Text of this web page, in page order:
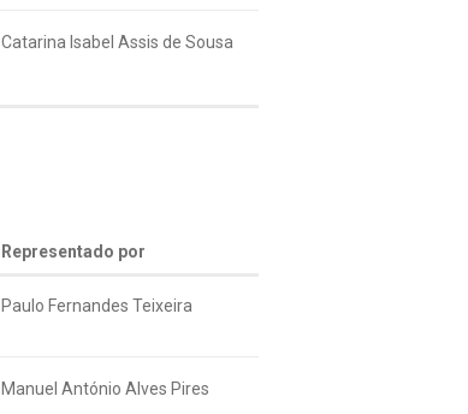
Catarina Isabel Assis de Sousa
Representado por
Paulo Fernandes Teixeira
Manuel António Alves Pires